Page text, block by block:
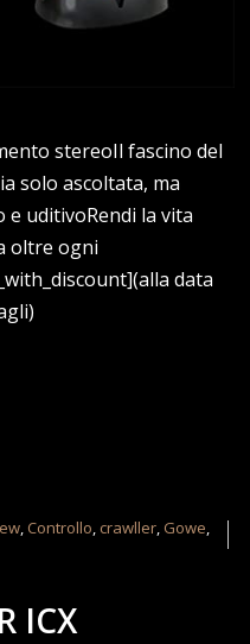
stereoIl fascino del
solo ascoltata, ma
uditivoRendi la vita
oltre ogni
data
, Controllo, crawller, Gowe,
ICX